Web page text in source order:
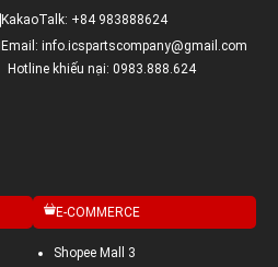
KakaoTalk: +84 983888624
Email: info.icspartscompany@gmail.com
Hotline khiếu nại: 0983.888.624
E-COMMERCE
Shopee Mall 3